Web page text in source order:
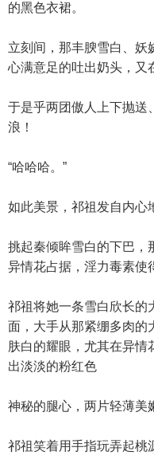
的黑色衣裙。
立刻间，那丰腴雪白、妖
心满意足的吐出奶头，又
于是乎两团傲人上下抛送
浪！
“哈哈哈。”
如此美景，祁祖发自内心
挑起秦倾眸雪白的下巴，
异情花占据，淫力毒素使
祁祖将她一条雪白欣长的
面，大手从那紧绷多肉的
肤白的耀眼，尤其在异情
出淡淡的粉红色
神秘的腿心，两片轻薄美
祁祖笑着用手指玩弄起桃